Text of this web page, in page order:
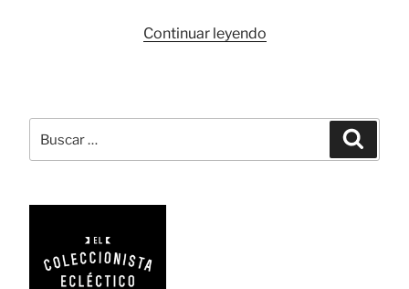
Continuar leyendo«Fabricantes
de
por: